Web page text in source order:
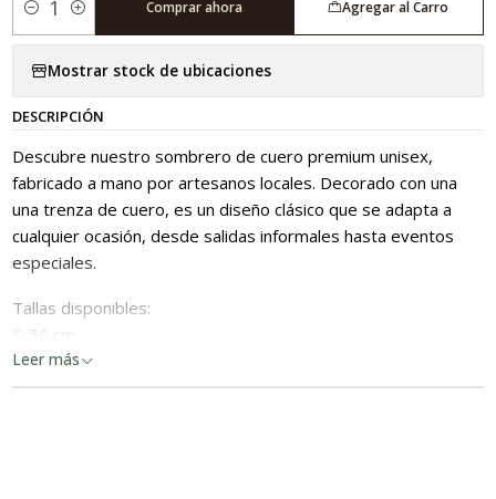
Cantidad
Agregar al Carro
Comprar ahora
Mostrar stock de ubicaciones
DESCRIPCIÓN
Descubre nuestro sombrero de cuero premium unisex,
fabricado a mano por artesanos locales. Decorado con una
una trenza de cuero, es un diseño clásico que se adapta a
cualquier ocasión, desde salidas informales hasta eventos
especiales.
Tallas disponibles:
S: 56 cm
M: 58 cm
L: 60 cm
Leer más